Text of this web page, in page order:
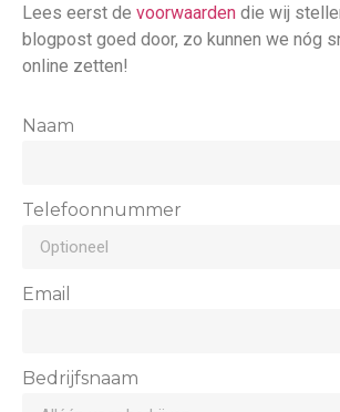
Lees eerst de voorwaarden die wij
blogpost goed door, zo kunnen we nóg
online zetten!
Naam
Telefoonnummer
Email
Bedrijfsnaam